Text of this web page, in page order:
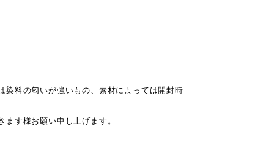
染料の匂いが強いもの、素材によっては開封時
す様お願い申し上げます。